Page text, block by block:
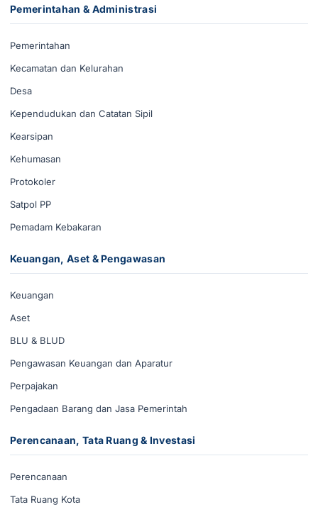
Pemerintahan & Administrasi
Pemerintahan
Kecamatan dan Kelurahan
Desa
Kependudukan dan Catatan Sipil
Kearsipan
Kehumasan
Protokoler
Satpol PP
Pemadam Kebakaran
Keuangan, Aset & Pengawasan
Keuangan
Aset
BLU & BLUD
Pengawasan Keuangan dan Aparatur
Perpajakan
Pengadaan Barang dan Jasa Pemerintah
Perencanaan, Tata Ruang & Investasi
Perencanaan
Tata Ruang Kota